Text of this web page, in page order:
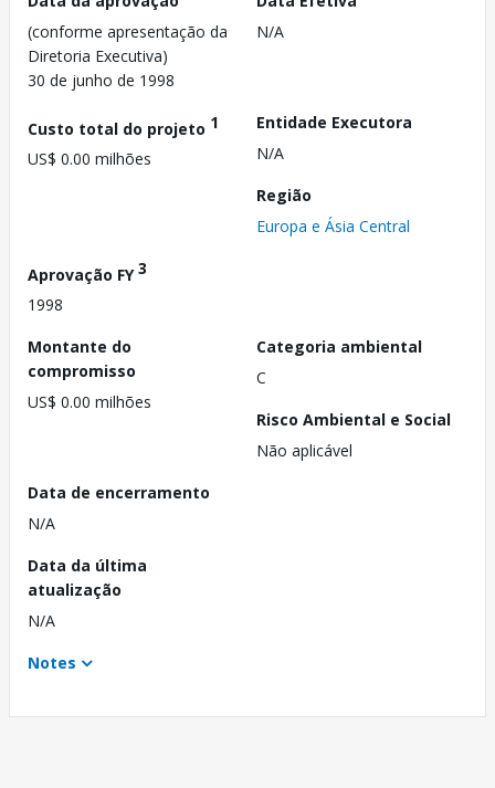
(conforme apresentação da
Diretoria Executiva)
30 de junho de 1998
N/A
Custo total do projeto 1
US$ 0.00 milhões
Entidade Executora
N/A
Região
Europa e Ásia Central
Aprovação FY3
1998
Montante do
compromisso
US$ 0.00 milhões
Categoria ambiental
C
Risco Ambiental e Social
Não aplicável
Data de encerramento
N/A
Data da última
atualização
N/A
Notes